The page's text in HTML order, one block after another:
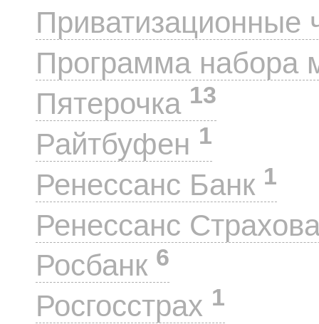
Приватизационные
Программа набора
Пятерочка 13
Райтбуфен 1
Ренессанс Банк 1
Ренессанс
Росбанк 6
Росгосстрах 1